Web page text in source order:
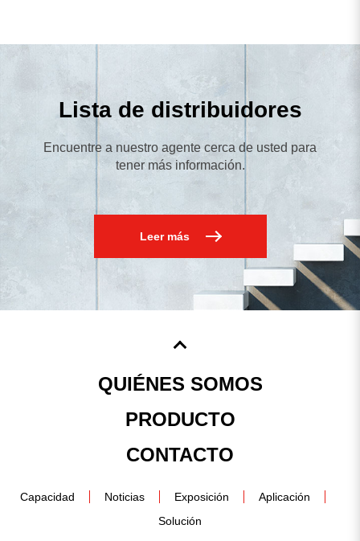
Lista de distribuidores
Encuentre a nuestro agente cerca de usted para
tener más información.
Leer más
QUIÉNES SOMOS
PRODUCTO
CONTACTO
Capacidad Noticias Exposición
Aplicación
Solución